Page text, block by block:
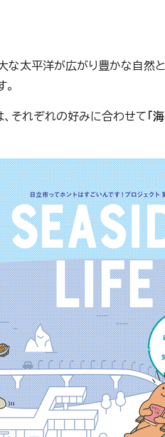
な太平洋が広がり豊かな自然
それぞれの好みに合わせて 「